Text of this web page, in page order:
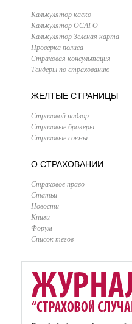
Калькулятор каско
Калькулятор ОСАГО
Калькулятор Зеленая карта
Проверка полиса
Страховая консультация
Тендеры по страхованию
ЖЕЛТЫЕ СТРАНИЦЫ
Страховой надзор
Страховые брокеры
Страховые союзы
О СТРАХОВАНИИ
Страховое право
Статьи
Новости
Книги
Форум
Список тегов